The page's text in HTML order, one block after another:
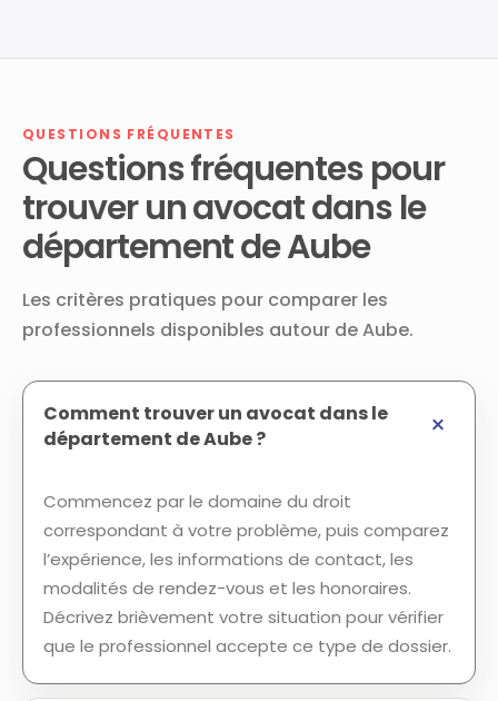
QUESTIONS FRÉQUENTES
Questions fréquentes pour
trouver un avocat dans le
département de Aube
Les critères pratiques pour comparer les
professionnels disponibles autour de Aube.
Comment trouver un avocat dans le
département de Aube ?
Commencez par le domaine du droit
correspondant à votre problème, puis comparez
l’expérience, les informations de contact, les
modalités de rendez-vous et les honoraires.
Décrivez brièvement votre situation pour vérifier
que le professionnel accepte ce type de dossier.